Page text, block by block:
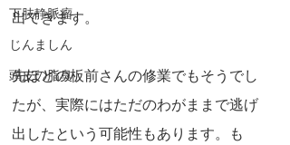
下肢静脈瘤
じんましん
頭皮の脂臭
出てきます。
先ほどの板前さんの修業でもそうでし
たが、実際にはただのわがままで逃げ
出したという可能性もあります。も